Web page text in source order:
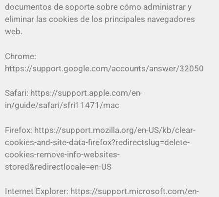
documentos de soporte sobre cómo administrar y
eliminar las cookies de los principales navegadores
web.
Chrome:
https://support.google.com/accounts/answer/32050
Safari: https://support.apple.com/en-
in/guide/safari/sfri11471/mac
Firefox: https://support.mozilla.org/en-US/kb/clear-
cookies-and-site-data-firefox?redirectslug=delete-
cookies-remove-info-websites-
stored&redirectlocale=en-US
Internet Explorer: https://support.microsoft.com/en-